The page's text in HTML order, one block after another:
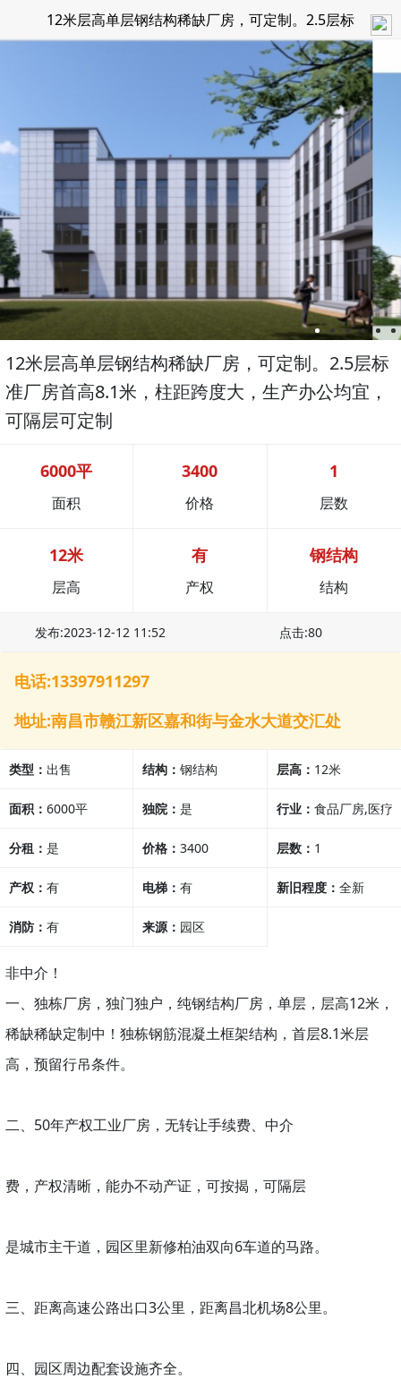
12米层高单层钢结构稀缺厂房，可定制。2.5层标
准厂房首高8.1米，柱距跨度大，生产办公均宜，可
隔层可定制
12米层高单层钢结构稀缺厂房，可定制。2.5层标
准厂房首高8.1米，柱距跨度大，生产办公均宜，
可隔层可定制
6000平
面积
3400
价格
1
层数
12米
层高
有
产权
钢结构
结构
发布:2023-12-12 11:52 点击:80
电话:13397911297
地址:南昌市赣江新区嘉和街与金水大道交汇处
类型： 出售 结构：钢结构 层高： 12米
面积： 6000平 独院：是 行业： 食品厂房,医疗
行业,其他行业
分租： 是 价格：3400 层数： 1
产权： 有 电梯：有 新旧程度： 全新
消防： 有 来源： 园区
非中介！
一、独栋厂房，独门独户，纯钢结构厂房，单层，层高12米，
稀缺稀缺定制中！独栋钢筋混凝土框架结构，首层8.1米层
高，预留行吊条件。
二、50年产权工业厂房，无转让手续费、中介
费，产权清晰，能办不动产证，可按揭，可隔层
是城市主干道，园区里新修柏油双向6车道的马路。
三、距离高速公路出口3公里，距离昌北机场8公里。
四、园区周边配套设施齐全。